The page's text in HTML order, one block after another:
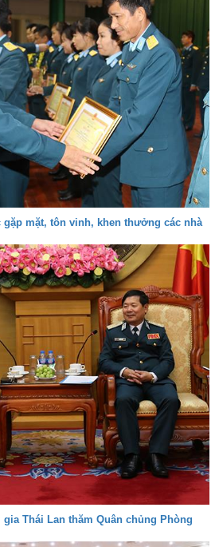
gặp mặt, tôn vinh, khen thưởng các nhà
Thái Lan thăm Quân chủng Phòng